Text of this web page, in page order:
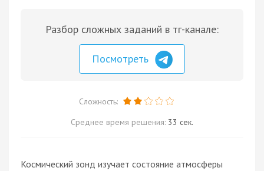
Разбор сложных заданий в тг-канале:
Посмотреть
Сложность:
Среднее время решения: 33 сек.
Космический зонд изучает состояние атмосферы